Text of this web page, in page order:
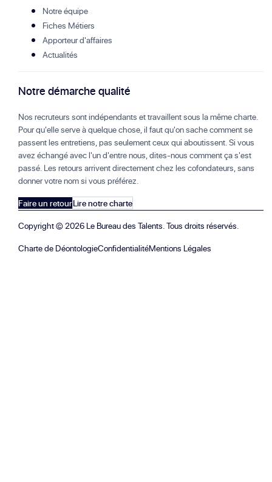
Notre équipe
Fiches Métiers
Apporteur d'affaires
Actualités
Notre démarche qualité
Nos recruteurs sont indépendants et travaillent sous la même charte.
Pour qu'elle serve à quelque chose, il faut qu'on sache comment se
passent les entretiens, pas seulement ceux qui aboutissent. Si vous
avez échangé avec l'un d'entre nous, dites-nous comment ça s'est
passé. Les retours arrivent directement chez les cofondateurs, sans
donner votre nom si vous préférez.
Faire un retourLire notre charte
Copyright ©2026 Le Bureau des Talents. Tous droits réservés.
Charte de DéontologieConfidentialitéMentions Légales